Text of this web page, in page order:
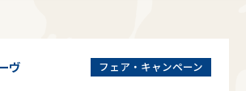
フェア・キャンペーン
ヴ